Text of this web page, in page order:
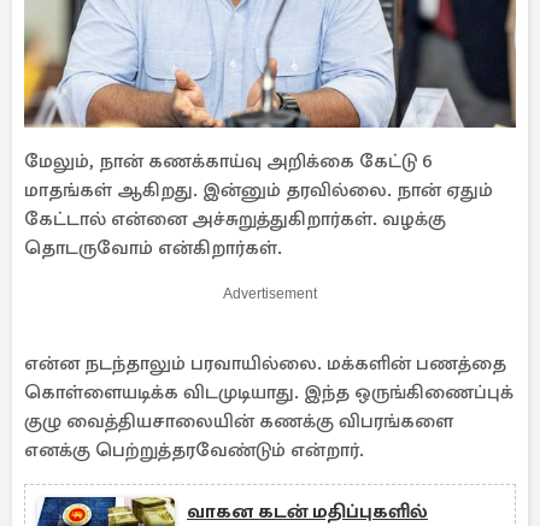
மேலும், நான் கணக்காய்வு அறிக்கை கேட்டு 6
மாதங்கள் ஆகிறது. இன்னும் தரவில்லை. நான் ஏதும்
கேட்டால் என்னை அச்சுறுத்துகிறார்கள். வழக்கு
தொடருவோம் என்கிறார்கள்.
Advertisement
என்ன நடந்தாலும் பரவாயில்லை. மக்களின் பணத்தை
கொள்ளையடிக்க விடமுடியாது. இந்த ஒருங்கிணைப்புக்
குழு வைத்தியசாலையின் கணக்கு விபரங்களை
எனக்கு பெற்றுத்தரவேண்டும் என்றார்.
வாகன கடன் மதிப்புகளில்